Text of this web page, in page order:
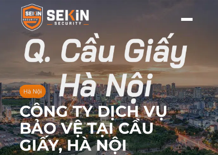
Hà Nội
CÔNG TY DỊCH VỤ
BẢO VỆ TẠI CẦU
GIẤY, HÀ NỘI